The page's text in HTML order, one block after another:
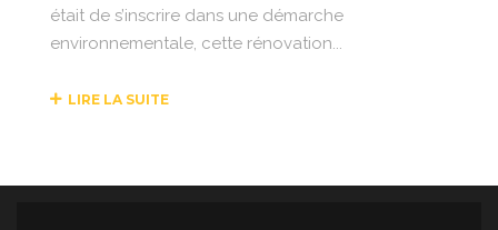
était de s’inscrire dans une démarche
environnementale, cette rénovation...
LIRE LA SUITE